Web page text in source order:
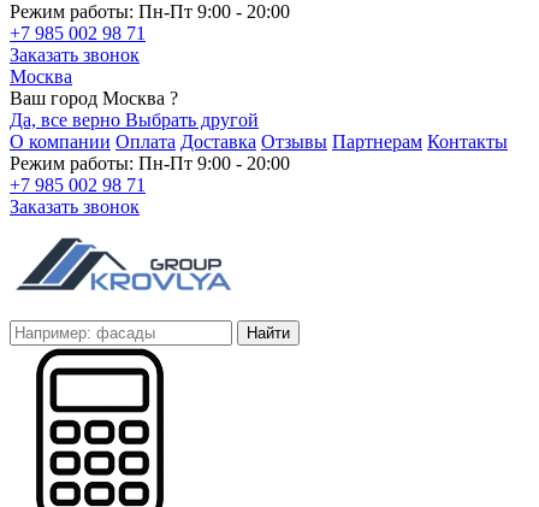
Режим работы: Пн-Пт 9:00 - 20:00
+7 985 002 98 71
Заказать звонок
Москва
Ваш город Москва ?
Да, все верно Выбрать другой
О компании Оплата Доставка Отзывы Партнерам Контакты
Режим работы: Пн-Пт 9:00 - 20:00
+7 985 002 98 71
Заказать звонок
Найти